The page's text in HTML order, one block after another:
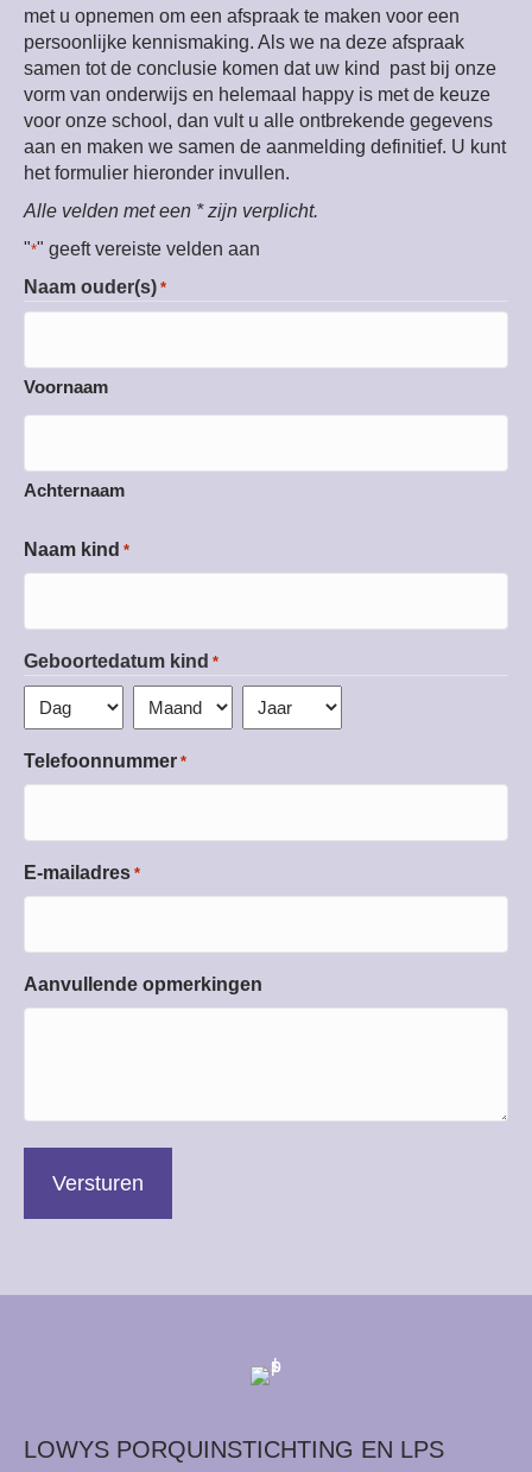
met u opnemen om een afspraak te maken voor een
persoonlijke kennismaking. Als we na deze afspraak
samen tot de conclusie komen dat uw kind past bij onze
vorm van onderwijs en helemaal happy is met de keuze
voor onze school, dan vult u alle ontbrekende gegevens
aan en maken we samen de aanmelding definitief. U kunt
het formulier hieronder invullen.
Alle velden met een * zijn verplicht.
"*" geeft vereiste velden aan
Naam ouder(s) *
Voornaam
Achternaam
Naam kind *
Geboortedatum kind *
Telefoonnummer *
E-mailadres *
Aanvullende opmerkingen
LOWYS PORQUINSTICHTING EN LPS